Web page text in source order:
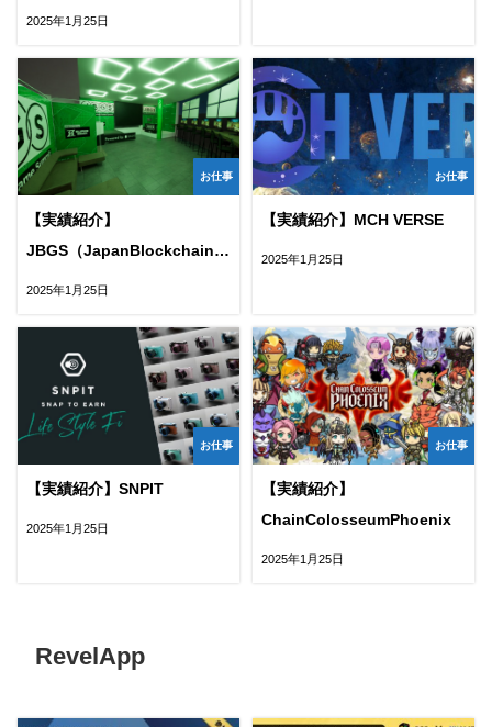
下半期
2025年1月25日
お仕事
【実績紹介】
JBGS（JapanBlockchainGameSummit）
上半期
2025年1月25日
お仕事
【実績紹介】MCH VERSE
2025年1月25日
お仕事
【実績紹介】SNPIT
2025年1月25日
お仕事
【実績紹介】
ChainColosseumPhoenix
2025年1月25日
RevelApp